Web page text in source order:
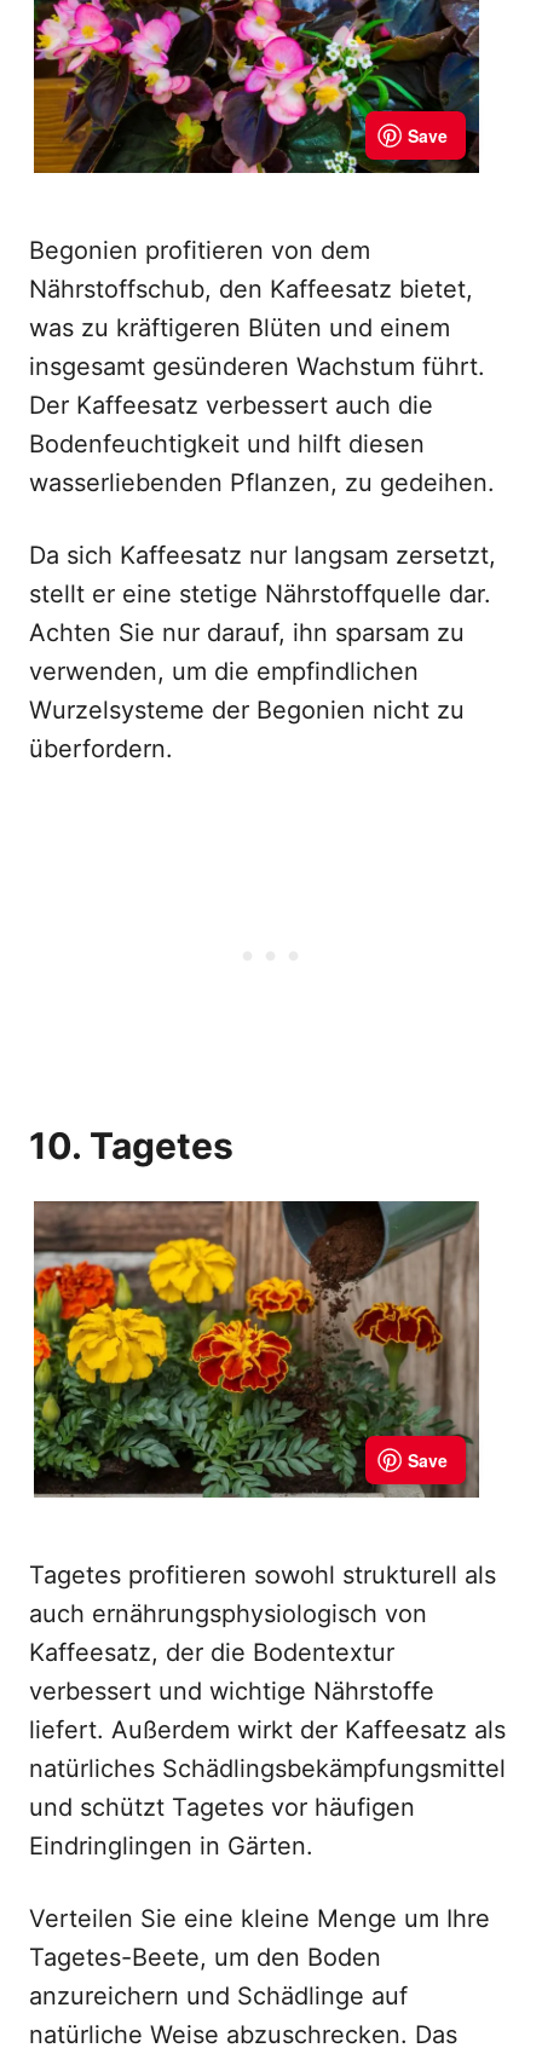
Begonien profitieren von dem
Nährstoffschub, den Kaffeesatz bietet,
was zu kräftigeren Blüten und einem
insgesamt gesünderen Wachstum führt.
Der Kaffeesatz verbessert auch die
Bodenfeuchtigkeit und hilft diesen
wasserliebenden Pflanzen, zu gedeihen.
Da sich Kaffeesatz nur langsam zersetzt,
stellt er eine stetige Nährstoffquelle dar.
Achten Sie nur darauf, ihn sparsam zu
verwenden, um die empfindlichen
Wurzelsysteme der Begonien nicht zu
überfordern.
10. Tagetes
Tagetes profitieren sowohl strukturell als
auch ernährungsphysiologisch von
Kaffeesatz, der die Bodentextur
verbessert und wichtige Nährstoffe
liefert. Außerdem wirkt der Kaffeesatz als
natürliches Schädlingsbekämpfungsmittel
und schützt Tagetes vor häufigen
Eindringlingen in Gärten.
Verteilen Sie eine kleine Menge um Ihre
Tagetes-Beete, um den Boden
anzureichern und Schädlinge auf
natürliche Weise abzuschrecken. Das